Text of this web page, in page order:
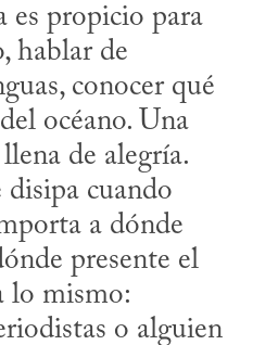
es propicio para
hablar de
conocer qué
océano. Una
de alegría.
disipa cuando
a dónde
presente el
lo mismo:
o alguien